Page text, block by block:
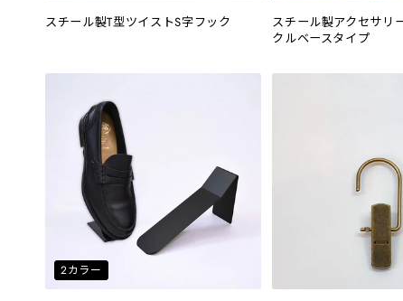
スチール製T型ツイストS字フック
スチール製アクセサリ
クルベースタイプ
2カラー